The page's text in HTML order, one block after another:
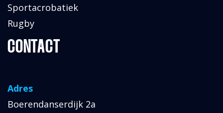
Sportacrobatiek
Rugby
CONTACT
Adres
Boerendanserdijk 2a